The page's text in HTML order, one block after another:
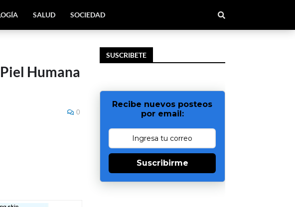
SALUD SOCIEDAD
Humana
0
SUSCRIBETE
Recibe nuevos posteos
por email:
Suscribirme